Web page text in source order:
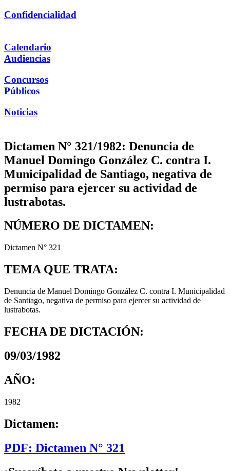
Confidencialidad
Calendario
Audiencias
Concursos
Públicos
Noticias
Dictamen N° 321/1982: Denuncia de
Manuel Domingo González C. contra I.
Municipalidad de Santiago, negativa de
permiso para ejercer su actividad de
lustrabotas.
NÚMERO DE DICTAMEN:
Dictamen N° 321
TEMA QUE TRATA:
Denuncia de Manuel Domingo González C. contra I. Municipalidad
de Santiago, negativa de permiso para ejercer su actividad de
lustrabotas.
FECHA DE DICTACIÓN:
09/03/1982
AÑO:
1982
Dictamen:
PDF: Dictamen N° 321